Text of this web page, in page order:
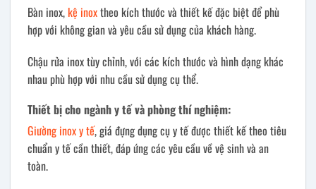
Bàn inox,kệ inoxtheo kích thước và thiết kế đặc biệt để phù
hợp với không gian và yêu cầu sử dụng của khách hàng.
Chậu rửa inox tùy chỉnh, với các kích thước và hình dạng khác
nhau phù hợp với nhu cầu sử dụng cụ thể.
Thiết bị cho ngành y tế và phòng thí nghiệm:
Giường inox y tế, giá đựng dụng cụ y tế được thiết kế theo tiêu
chuẩn y tế cần thiết, đáp ứng các yêu cầu về vệ sinh và an
toàn.